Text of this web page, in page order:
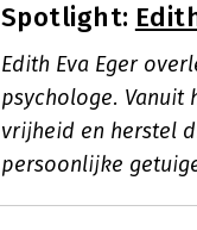
Spotlight:
Edith Eva Eger
psychologe. Vanuit
vrijheid en herstel
persoonlijke